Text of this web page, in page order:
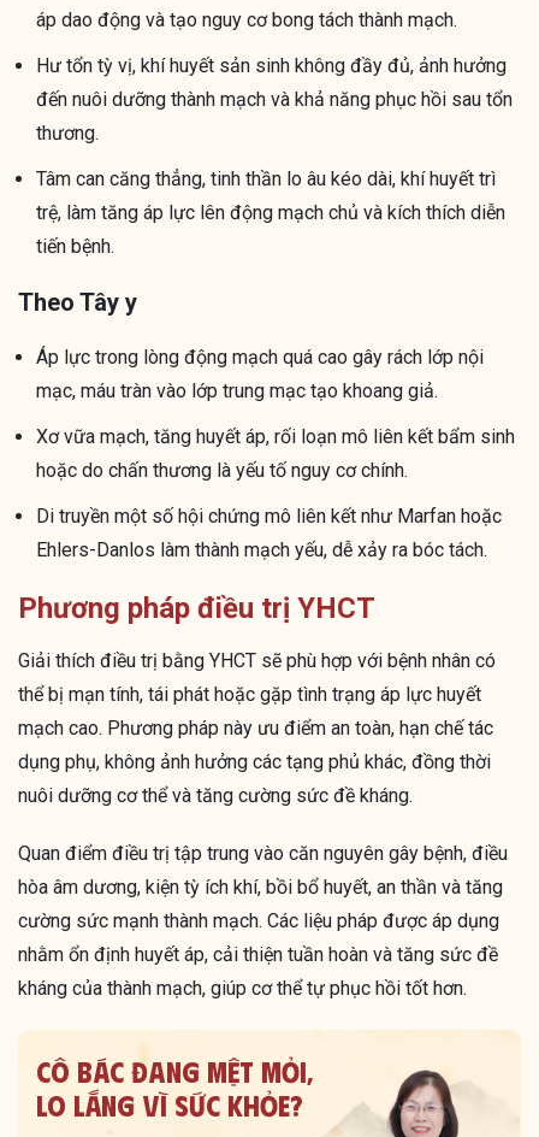
áp dao động và tạo nguy cơ bong tách thành mạch.
Hư tổn tỳ vị, khí huyết sản sinh không đầy đủ, ảnh hưởng
đến nuôi dưỡng thành mạch và khả năng phục hồi sau tổn
thương.
Tâm can căng thẳng, tinh thần lo âu kéo dài, khí huyết trì
trệ, làm tăng áp lực lên động mạch chủ và kích thích diễn
tiến bệnh.
Theo Tây y
Áp lực trong lòng động mạch quá cao gây rách lớp nội
mạc, máu tràn vào lớp trung mạc tạo khoang giả.
Xơ vữa mạch, tăng huyết áp, rối loạn mô liên kết bẩm sinh
hoặc do chấn thương là yếu tố nguy cơ chính.
Di truyền một số hội chứng mô liên kết như Marfan hoặc
Ehlers-Danlos làm thành mạch yếu, dễ xảy ra bóc tách.
Phương pháp điều trị YHCT
Giải thích điều trị bằng YHCT sẽ phù hợp với bệnh nhân có
thể bị mạn tính, tái phát hoặc gặp tình trạng áp lực huyết
mạch cao. Phương pháp này ưu điểm an toàn, hạn chế tác
dụng phụ, không ảnh hưởng các tạng phủ khác, đồng thời
nuôi dưỡng cơ thể và tăng cường sức đề kháng.
Quan điểm điều trị tập trung vào căn nguyên gây bệnh, điều
hòa âm dương, kiện tỳ ích khí, bồi bổ huyết, an thần và tăng
cường sức mạnh thành mạch. Các liệu pháp được áp dụng
nhằm ổn định huyết áp, cải thiện tuần hoàn và tăng sức đề
kháng của thành mạch, giúp cơ thể tự phục hồi tốt hơn.
CÔ BÁC ĐANG MỆT MỎI,
LO LẮNG VÌ SỨC KHỎE?